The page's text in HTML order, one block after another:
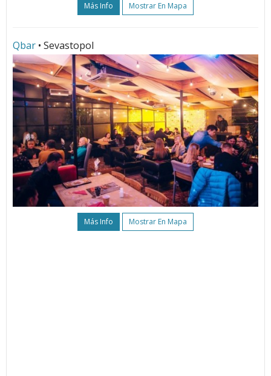
Más Info Mostrar En Mapa
Qbar • Sevastopol
Más Info Mostrar En Mapa